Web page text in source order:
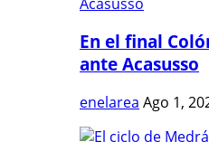
En el final
ante Acasusso
enelarea Ago 1,